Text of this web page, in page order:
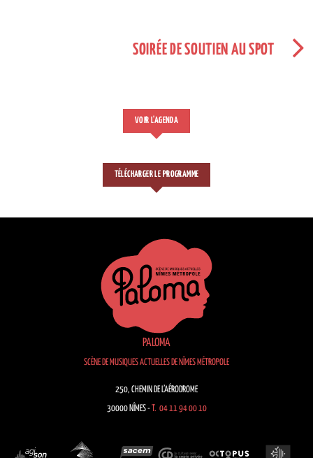
SOIRÉE DE SOUTIEN AU SPOT
VOIR L'AGENDA
TÉLÉCHARGER LE PROGRAMME
PALOMA
SCÈNE DE MUSIQUES ACTUELLES DE NÎMES MÉTROPOLE
250, CHEMIN DE L’AÉRODROME
30000 NÎMES -T. 04 11 94 00 10